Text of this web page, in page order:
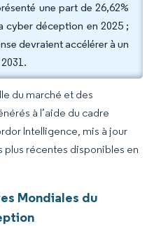
une part de 26,62%
cyber déception en 2025 ;
devraient accélérer à un
du marché et des
à l’aide du cadre
Intelligence, mis à jour
plus récentes disponibles en
Mondiales du